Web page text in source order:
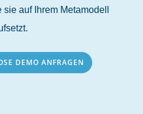
auf Ihrem Metamodell
DEMO ANFRAGEN